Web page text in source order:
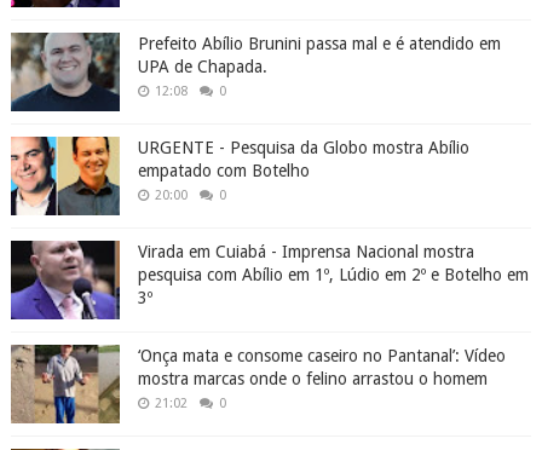
Prefeito Abílio Brunini passa mal e é atendido em
UPA de Chapada.
12:08 0
URGENTE - Pesquisa da Globo mostra Abílio
empatado com Botelho
20:00 0
Virada em Cuiabá - Imprensa Nacional mostra
pesquisa com Abílio em 1º, Lúdio em 2º e Botelho em
3º
‘Onça mata e consome caseiro no Pantanal’: Vídeo
mostra marcas onde o felino arrastou o homem
21:02 0